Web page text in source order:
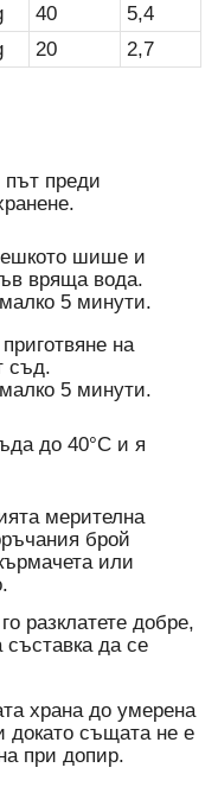
40
5,4
20 2,7
преди
шише и
вряща вода.
5 минути.
на
съд.
5 минути.
до 40°C и я
мерителна
брой
или
разклатете добре,
съставка да се
храна до умерена
докато същата не е
при допир.